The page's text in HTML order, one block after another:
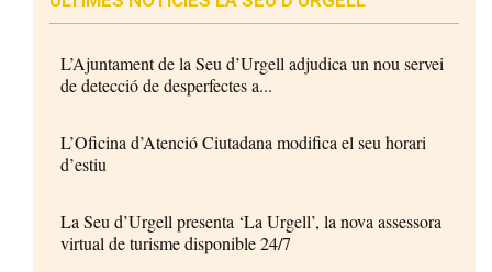
L’Ajuntament de la Seu d’Urgell adjudica un nou servei
de detecció de desperfectes a...
L’Oficina d’Atenció Ciutadana modifica el seu horari
d’estiu
La Seu d’Urgell presenta ‘La Urgell’, la nova assessora
virtual de turisme disponible 24/7